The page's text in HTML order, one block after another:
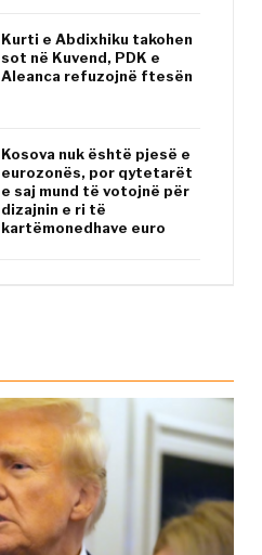
Kurti e Abdixhiku takohen
sot në Kuvend, PDK e
Aleanca refuzojnë ftesën
Kosova nuk është pjesë e
eurozonës, por qytetarët
e saj mund të votojnë për
dizajnin e ri të
kartëmonedhave euro